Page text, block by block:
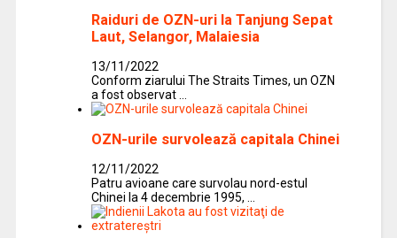
Raiduri de OZN-uri la Tanjung Sepat
Laut, Selangor, Malaiesia
13/11/2022
Conform ziarului The Straits Times, un OZN
a fost observat …
OZN-urile survolează capitala Chinei
12/11/2022
Patru avioane care survolau nord-estul
Chinei la 4 decembrie 1995, …